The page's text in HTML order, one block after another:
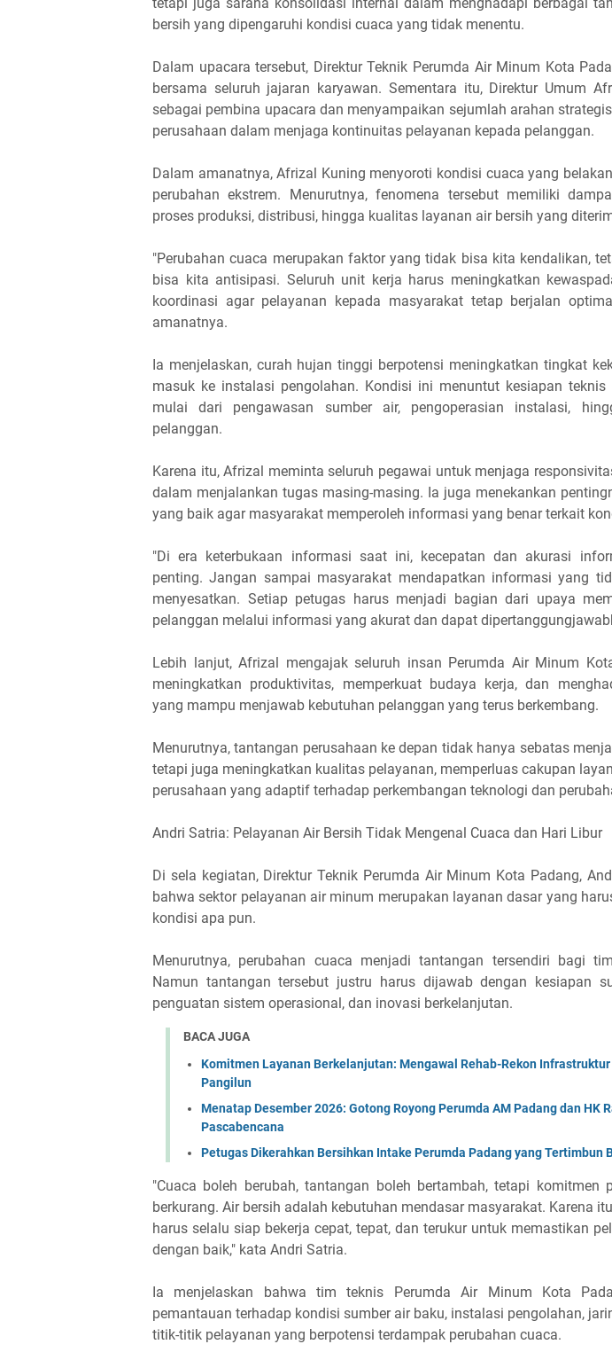
bersih yang dipengaruhi kondisi cuaca yang tidak menentu.
Dalam upacara tersebut, Direktur Teknik Perumda Air Minum Kota
bersama seluruh jajaran karyawan. Sementara itu, Direktur Umum
sebagai pembina upacara dan menyampaikan sejumlah arahan
perusahaan dalam menjaga kontinuitas pelayanan kepada pelanggan.
Dalam amanatnya, Afrizal Kuning menyoroti kondisi cuaca yang
perubahan ekstrem. Menurutnya, fenomena tersebut memiliki
proses produksi, distribusi, hingga kualitas layanan air bersih yang
"Perubahan cuaca merupakan faktor yang tidak bisa kita kendalikan,
bisa kita antisipasi. Seluruh unit kerja harus meningkatkan
koordinasi agar pelayanan kepada masyarakat tetap berjalan
amanatnya.
Ia menjelaskan, curah hujan tinggi berpotensi meningkatkan tingkat
masuk ke instalasi pengolahan. Kondisi ini menuntut kesiapan
mulai dari pengawasan sumber air, pengoperasian instalasi,
pelanggan.
Karena itu, Afrizal meminta seluruh pegawai untuk menjaga
dalam menjalankan tugas masing-masing. Ia juga menekankan
yang baik agar masyarakat memperoleh informasi yang benar terkait
"Di era keterbukaan informasi saat ini, kecepatan dan akurasi
penting. Jangan sampai masyarakat mendapatkan informasi yang
menyesatkan. Setiap petugas harus menjadi bagian dari upaya
pelanggan melalui informasi yang akurat dan dapat
Lebih lanjut, Afrizal mengajak seluruh insan Perumda Air Minum
meningkatkan produktivitas, memperkuat budaya kerja, dan
yang mampu menjawab kebutuhan pelanggan yang terus berkembang.
Menurutnya, tantangan perusahaan ke depan tidak hanya sebatas
tetapi juga meningkatkan kualitas pelayanan, memperluas cakupan
perusahaan yang adaptif terhadap perkembangan teknologi dan
Andri Satria: Pelayanan Air Bersih Tidak Mengenal Cuaca dan Hari Libur
Di sela kegiatan, Direktur Teknik Perumda Air Minum Kota Padang,
bahwa sektor pelayanan air minum merupakan layanan dasar yang
kondisi apa pun.
Menurutnya, perubahan cuaca menjadi tantangan tersendiri bagi
Namun tantangan tersebut justru harus dijawab dengan kesiapan
penguatan sistem operasional, dan inovasi berkelanjutan.
BACA JUGA
Komitmen Layanan Berkelanjutan: Mengawal Rehab-Rekon
Pangilun
Menatap Desember 2026: Gotong Royong Perumda AM Padang dan HK
Pascabencana
Petugas Dikerahkan Bersihkan Intake Perumda Padang yang Tertimbun
"Cuaca boleh berubah, tantangan boleh bertambah, tetapi komitmen
berkurang. Air bersih adalah kebutuhan mendasar masyarakat. Karena
harus selalu siap bekerja cepat, tepat, dan terukur untuk memastikan
dengan baik," kata Andri Satria.
Ia menjelaskan bahwa tim teknis Perumda Air Minum Kota
pemantauan terhadap kondisi sumber air baku, instalasi pengolahan,
titik-titik pelayanan yang berpotensi terdampak perubahan cuaca.